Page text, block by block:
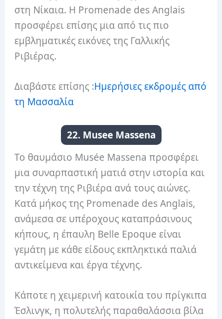
στη Νίκαια. Η Promenade des Anglais
προσφέρει επίσης μια από τις πιο
εμβληματικές εικόνες της Γαλλικής
Ριβιέρας.
Διαβάστε επίσης :Ημερήσιες εκδρομές από
τη Μασσαλία
22. Musee Massena
Το θαυμάσιο Musée Massena προσφέρει
μια συναρπαστική ματιά στην ιστορία και
την τέχνη της Ριβιέρα ανά τους αιώνες.
Κατά μήκος της Promenade des Anglais,
ανάμεσα σε υπέροχους καταπράσινους
κήπους, η έπαυλη Belle Epoque είναι
γεμάτη με κάθε είδους εκπληκτικά παλιά
αντικείμενα και έργα τέχνης.
Κάποτε η χειμερινή κατοικία του πρίγκιπα
Έσλινγκ, η πολυτελής παραθαλάσσια βίλα